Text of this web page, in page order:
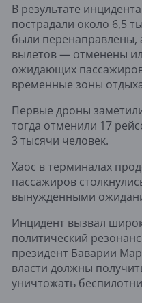
В результате
пострадали около 6,5
были перенаправлены,
вылетов — отменены
ожидающих
временные зоны
Первые дроны
тогда отменили 17
3 тысячи человек.
Хаос в терминалах
пассажиров
вынужденными
Инцидент вызвал
политический
президент Баварии
власти должны
уничтожать